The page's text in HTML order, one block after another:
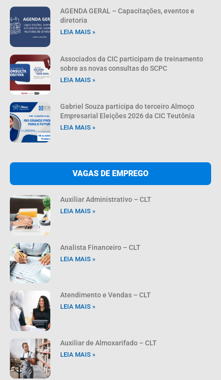
AGENDA GERAL – Capacitações, eventos e
diretoria
LEIA MAIS »
Associados da CIC participam de treinamento
sobre as novas consultas do SCPC
LEIA MAIS »
Gabriel Souza participa do terceiro Almoço
Empresarial Eleições 2026 da CIC Teutônia
LEIA MAIS »
VAGAS DE EMPREGO
Auxiliar Administrativo – CLT
LEIA MAIS »
Analista Financeiro – CLT
LEIA MAIS »
Atendimento e Vendas – CLT
LEIA MAIS »
Auxiliar de Almoxarifado – CLT
LEIA MAIS »